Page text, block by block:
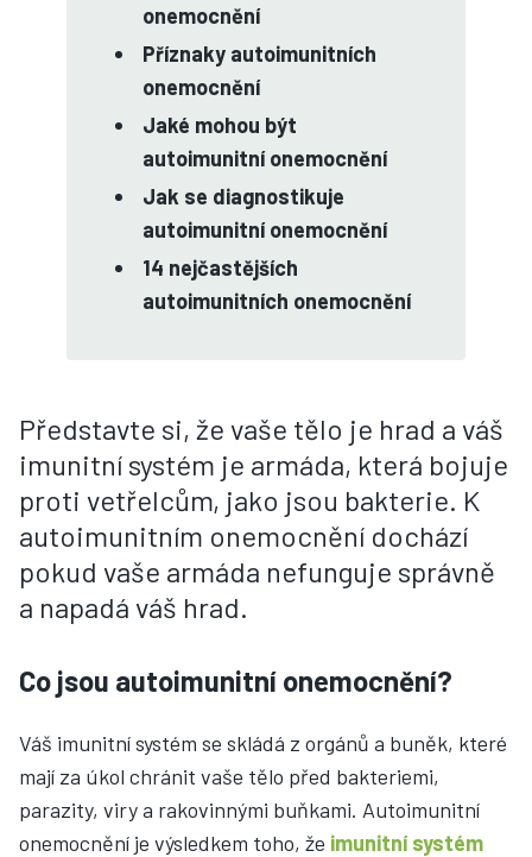
onemocnění
Příznaky autoimunitních
onemocnění
Jaké mohou být
autoimunitní onemocnění
Jak se diagnostikuje
autoimunitní onemocnění
14 nejčastějších
autoimunitních onemocnění
Představte si, že vaše tělo je hrad a váš
imunitní systém je armáda, která bojuje
proti vetřelcům, jako jsou bakterie. K
autoimunitním onemocnění dochází
pokud vaše armáda nefunguje správně
a napadá váš hrad.
Co jsou autoimunitní onemocnění?
Váš imunitní systém se skládá z orgánů a buněk, které
mají za úkol chránit vaše tělo před bakteriemi,
parazity, viry a rakovinnými buňkami. Autoimunitní
onemocnění je výsledkem toho, že imunitní systém